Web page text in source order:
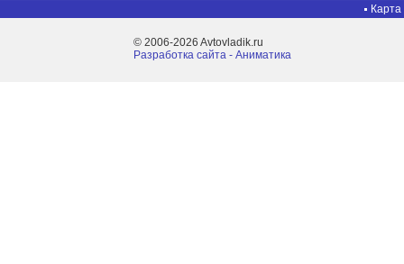
Карта
© 2006-2026 Avtovladik.ru
Разработка сайта - Aниматика